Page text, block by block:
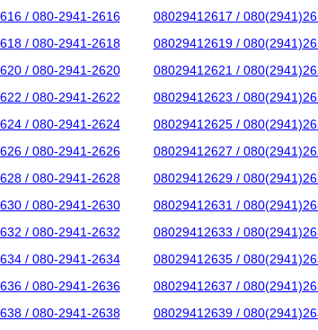
/ 080-2941-2616
08029412617 /
/ 080-2941-2618
08029412619 /
/ 080-2941-2620
08029412621 /
/ 080-2941-2622
08029412623 /
/ 080-2941-2624
08029412625 /
/ 080-2941-2626
08029412627 /
/ 080-2941-2628
08029412629 /
/ 080-2941-2630
08029412631 /
/ 080-2941-2632
08029412633 /
/ 080-2941-2634
08029412635 /
/ 080-2941-2636
08029412637 /
/ 080-2941-2638
08029412639 /